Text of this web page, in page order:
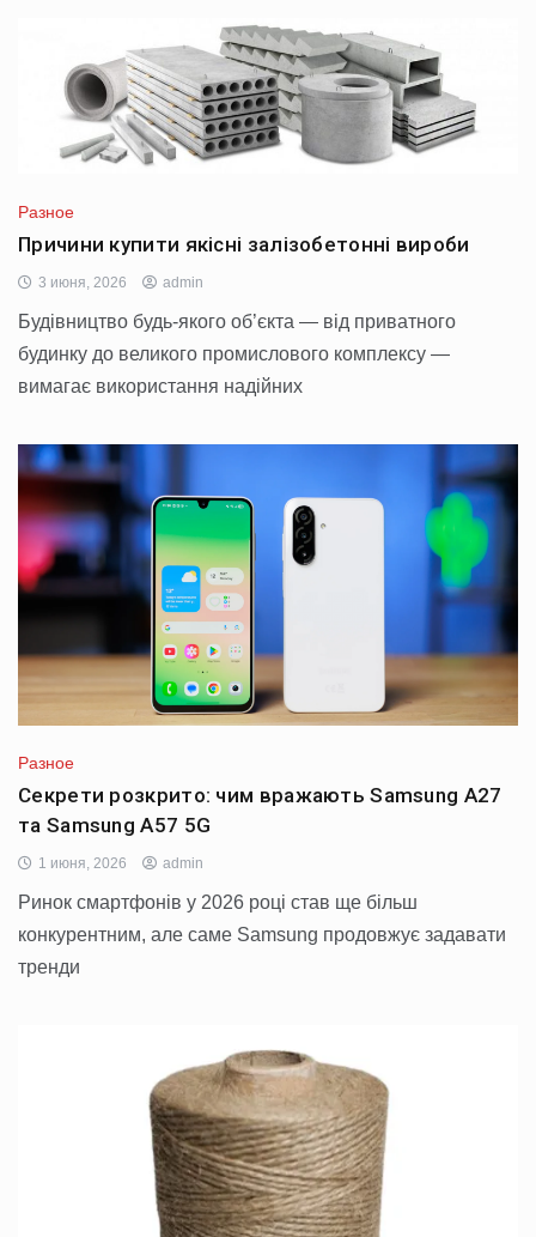
Разное
Причини купити якісні залізобетонні вироби
3 июня, 2026 admin
Будівництво будь-якого об’єкта — від приватного
будинку до великого промислового комплексу —
вимагає використання надійних
Разное
Секрети розкрито: чим вражають Samsung A27
та Samsung A57 5G
1 июня, 2026 admin
Ринок смартфонів у 2026 році став ще більш
конкурентним, але саме Samsung продовжує задавати
тренди